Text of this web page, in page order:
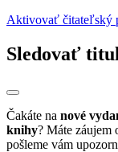
Aktivovať čitateľský
Sledovať titul
Čakáte na nové
knihy? Máte záujem
pošleme vám